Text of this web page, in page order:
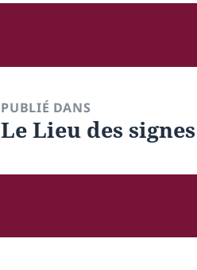
PUBLIÉ DANS
Le Lieu des